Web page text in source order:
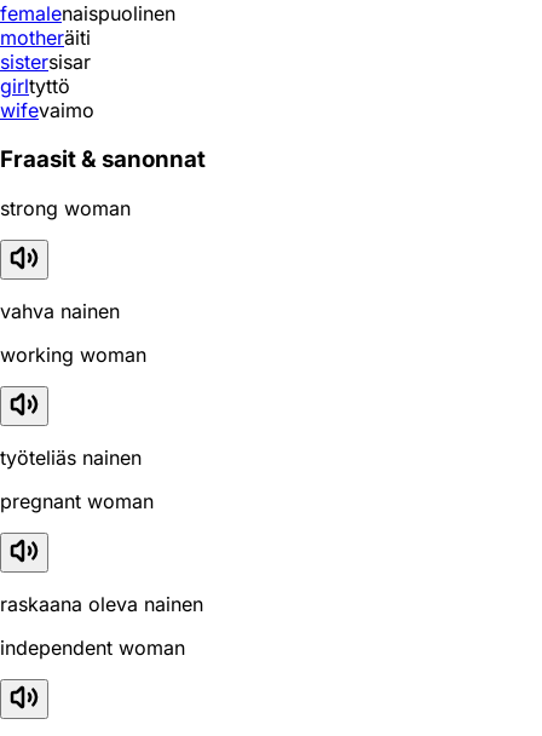
femalenaispuolinen
motheräiti
sistersisar
girltyttö
wifevaimo
Fraasit & sanonnat
strong woman
vahva nainen
working woman
työteliäs nainen
pregnant woman
raskaana oleva nainen
independent woman